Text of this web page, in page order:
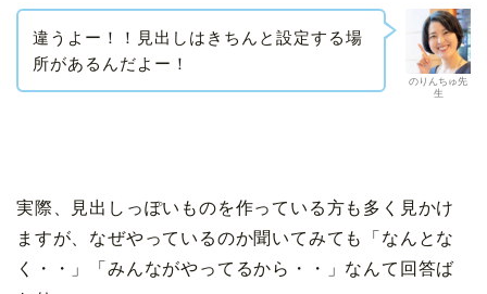
のりんちゅ先
生
違うよー！！見出しはきちんと設定する場
所があるんだよー！
実際、見出しっぽいものを作っている方も多く見かけ
ますが、なぜやっているのか聞いてみても「なんとな
く・・」「みんながやってるから・・」なんて回答ば